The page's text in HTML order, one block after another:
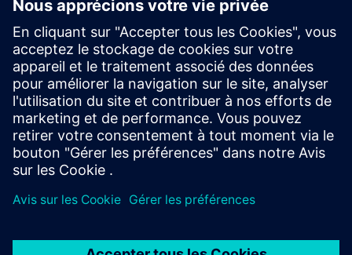
Les inscriptions sont
maintenant fermées.
Si vous êtes intéressé à participer, s'il vous plaît envoyez-
nous un e-mail à tianadosah.cz@siemens.com.